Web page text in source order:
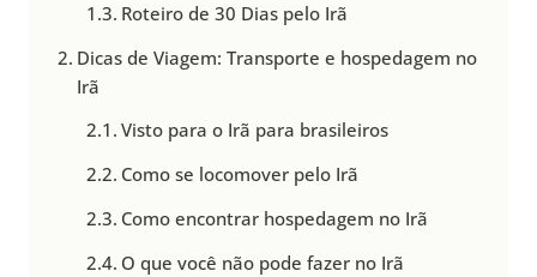
Roteiro de 30 Dias pelo Irã
Dicas de Viagem: Transporte e hospedagem no
Irã
Visto para o Irã para brasileiros
Como se locomover pelo Irã
Como encontrar hospedagem no Irã
O que você não pode fazer no Irã